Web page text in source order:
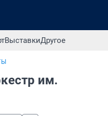
ВыставкиДругое
им.